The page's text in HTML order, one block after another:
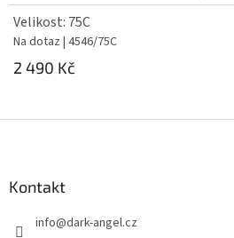
Velikost: 75C
Na dotaz | 4546/75C
2 490 Kč
Kontakt
info@dark-angel.cz